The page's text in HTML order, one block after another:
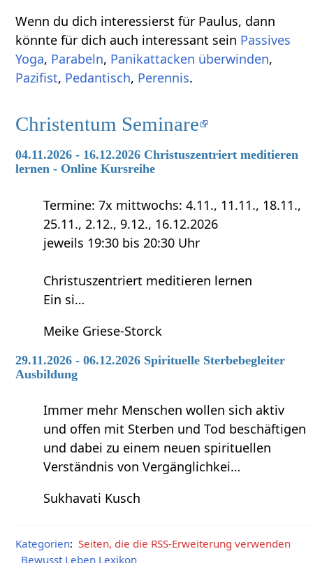
Wenn du dich interessierst für Paulus, dann
könnte für dich auch interessant sein Passives
Yoga, Parabeln, Panikattacken überwinden,
Pazifist, Pedantisch, Perennis.
Christentum Seminare
04.11.2026 - 16.12.2026 Christuszentriert meditieren
lernen - Online Kursreihe
Termine: 7x mittwochs: 4.11., 11.11., 18.11.,
25.11., 2.12., 9.12., 16.12.2026
jeweils 19:30 bis 20:30 Uhr
Christuszentriert meditieren lernen
Ein si…
Meike Griese-Storck
29.11.2026 - 06.12.2026 Spirituelle Sterbebegleiter
Ausbildung
Immer mehr Menschen wollen sich aktiv
und offen mit Sterben und Tod beschäftigen
und dabei zu einem neuen spirituellen
Verständnis von Vergänglichkei…
Sukhavati Kusch
Kategorien: Seiten, die die RSS-Erweiterung verwenden
Bewusst Leben Lexikon